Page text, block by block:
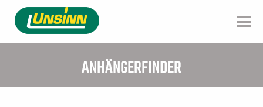
Direkt
zum
Inhalt
ANHÄNGERFINDER